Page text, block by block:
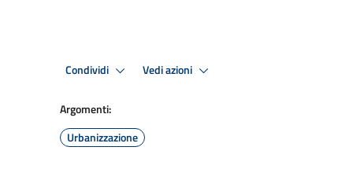
Condividi Vedi azioni
Argomenti:
Urbanizzazione